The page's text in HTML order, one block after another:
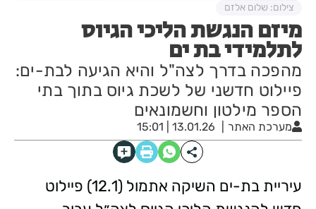
מיזם הנגשת הליכי הגיוס
לתלמידי בת ים
מהפכה בדרך לצה"ל והיא הגיעה לבת-ים:
פיילוט חדשני של לשכת גיוס בתוך בתי
הספר מילטון וחשמונאים
מערכת האתר 13.01.26 | 15:01
צילום: שלום אלזם
עיריית בת-ים השיקה אתמול (12.1) פיילוט